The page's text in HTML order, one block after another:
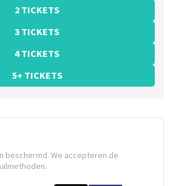
2 TICKETS
3 TICKETS
4 TICKETS
5+ TICKETS
beschermd. We accepteren de